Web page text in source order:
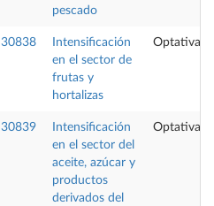
pescado
30838
Intensificación
en el sector de
frutas y
hortalizas
Optativa
30839
Intensificación
en el sector del
aceite, azúcar y
productos
derivados del
Optativa